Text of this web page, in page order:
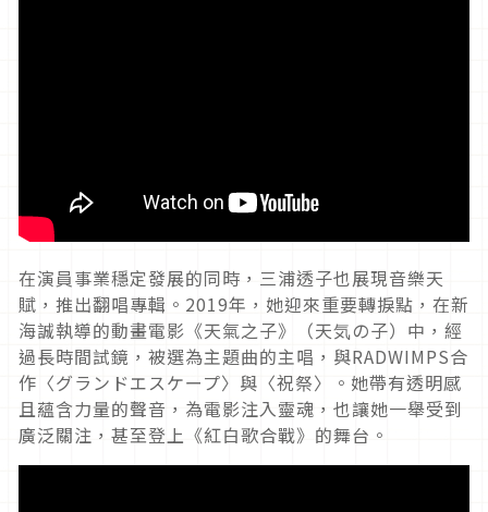
在演員事業穩定發展的同時，三浦透子也展現音樂天
賦，推出翻唱專輯。 2019年，她迎來重要轉捩點，在新
海誠執導的動畫電影《天氣之子》（天気の子）中，經
過長時間試鏡，被選為主題曲的主唱，與RADWIMPS合
作〈グランドエスケープ〉與〈祝祭〉。她帶有透明感
且蘊含力量的聲音，為電影注入靈魂，也讓她一舉受到
廣泛關注，甚至登上《紅白歌合戰》的舞台。